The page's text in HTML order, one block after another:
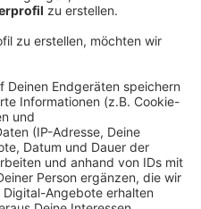
Ort zu Ort
intensiv für